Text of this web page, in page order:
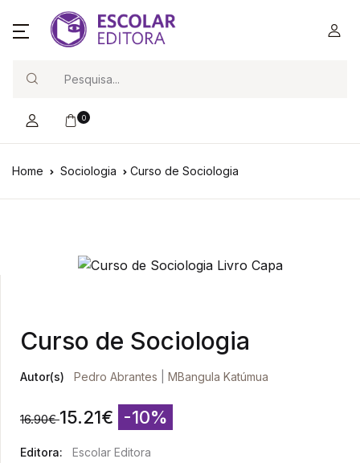
0
Home Sociologia Curso de Sociologia
Curso de Sociologia
Autor(s) Pedro Abrantes MBangula Katúmua
16.90€ 15.21€ -10%
Editora:
Escolar Editora